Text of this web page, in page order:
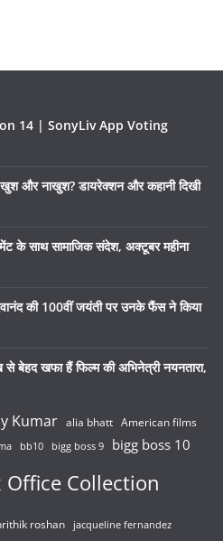
14 | SonyLiv App Voting
खुश और नाखुश? डायरेक्शन और कहानी दिखी
के साथ सामाजिक संदेश, अक्टूबर महीना
की 100वीं जयंती पर उनके फैंस ने किया
बेहद खफा हैं फिल्म की अभिनेत्री नयनतारा,
Kumar alia bhatt American films
bb10 bigg boss 9 bigg boss 10
Office Collection
roshan jacqueline fernandez